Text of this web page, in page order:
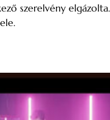
szerelvény